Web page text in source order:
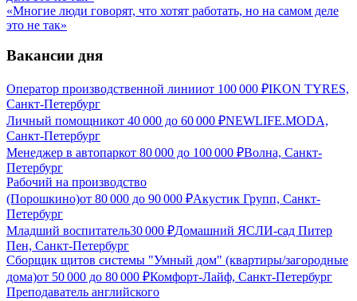
«Многие люди говорят, что хотят работать, но на самом деле
это не так»
Вакансии дня
Оператор производственной линииот 100 000 ₽IKON TYRES,
Санкт-Петербург
Личный помощникот 40 000 до 60 000 ₽NEWLIFE.MODA,
Санкт-Петербург
Менеджер в автопаркот 80 000 до 100 000 ₽Волна, Санкт-
Петербург
Рабочий на производство
(Порошкино)от 80 000 до 90 000 ₽Акустик Групп, Санкт-
Петербург
Младший воспитатель30 000 ₽Домашний ЯСЛИ-сад Питер
Пен, Санкт-Петербург
Сборщик щитов системы "Умный дом" (квартиры/загородные
дома)от 50 000 до 80 000 ₽Комфорт-Лайф, Санкт-Петербург
Преподаватель английского